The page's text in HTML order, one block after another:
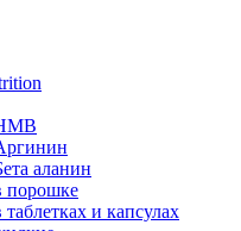
аланин
порошке
и капсулах